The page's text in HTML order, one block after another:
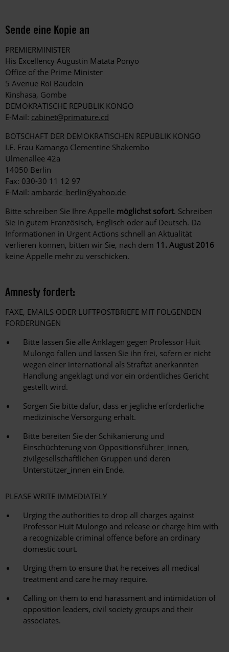
Sende eine Kopie an
PREMIERMINISTER
His Excellency Augustin Matata Ponyo
Office of the Prime Minister
5 Avenue Roi Baudoin
Kinshasa, Gombe
DEMOKRATISCHE REPUBLIK KONGO
E-Mail: cabinet@primature.cd
BOTSCHAFT DER DEMOKRATISCHEN REPUBLIK KONGO
I.E. Frau Kamanga Clementine Shakembo
Ulmenallee 42a
14050 Berlin
Fax: 030-30 11 12 97
E-Mail: ambardc_berlin@yahoo.de
Bitte schreiben Sie Ihre Appelle möglichst sofort. Schreiben
Sie in gutem Französisch, Englisch oder auf Deutsch. Da
Informationen in Urgent Actions schnell an Aktualität
verlieren können, bitten wir Sie, nach dem 11. August 2016
keine Appelle mehr zu verschicken.
Amnesty fordert:
FAXE, EMAILS ODER LUFTPOSTBRIEFE MIT FOLGENDEN
FORDERUNGEN
Bitte lassen Sie alle Anklagen gegen Professor Huit
Mulongo fallen und lassen Sie ihn frei, sofern er nicht
wegen einer international als Straftat anerkannten
Handlung angeklagt und vor ein ordentliches Gericht
gestellt wird.
Sorgen Sie bitte dafür, dass er jegliche erforderliche
medizinische Versorgung erhält.
Bitte bereiten Sie der Schikanierung und
Einschüchterung von Oppositionsführer_innen,
zivilgesellschaftlichen Gruppen und deren
Unterstützer_innen ein Ende.
PLEASE WRITE IMMEDIATELY
Urging the authorities to drop all charges against
Professor Huit Mulongo and release or charge him with
a recognizable criminal offence before an ordinary
domestic court.
Urging them to ensure that he receives all medical
treatment and care he may require.
Calling on them to end harassment and intimidation of
opposition leaders, civil society groups and their
associates.